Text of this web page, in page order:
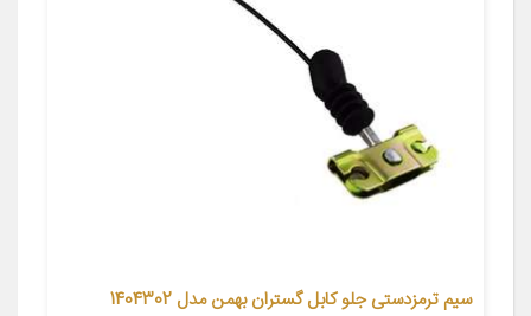
سیم ترمزدستی جلو کابل گستران بهمن مدل 1404302